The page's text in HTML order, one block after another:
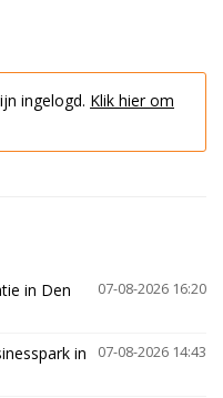
ingelogd. Klik hier om
07-08-2026 16:20
in Den
07-08-2026 14:43
in